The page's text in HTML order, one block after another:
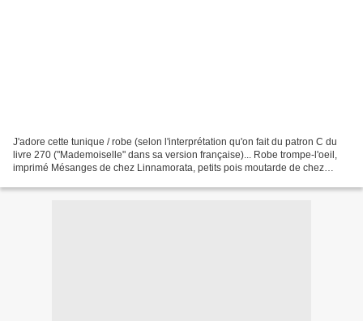
J'adore cette tunique / robe (selon l'interprétation qu'on fait du patron C du
livre 270 ("Mademoiselle" dans sa version française)... Robe trompe-l'oeil,
imprimé Mésanges de chez Linnamorata, petits pois moutarde de chez